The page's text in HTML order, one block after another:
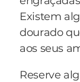
Existem
dourado
aos seus
Reserve